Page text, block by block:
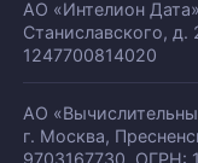
АО «Интелион
Станиславского, д.
1247700814020
АО
г. Москва,
9703167730, ОГРН: